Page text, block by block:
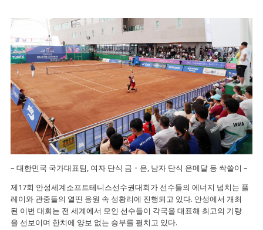
– 대한민국 국가대표팀, 여자 단식 금・은, 남자 단식 은메달 등 싹쓸이 –
제17회 안성세계소프트테니스선수권대회가 선수들의 에너지 넘치는 플
레이와 관중들의 열띤 응원 속 성황리에 진행되고 있다. 안성에서 개최
된 이번 대회는 전 세계에서 모인 선수들이 각국을 대표해 최고의 기량
을 선보이며 한치에 양보 없는 승부를 펼치고 있다.